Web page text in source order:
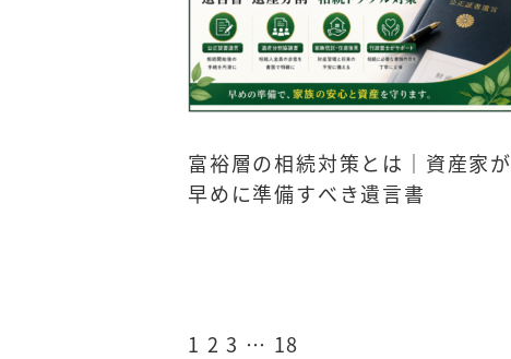
富裕層の相続対策とは｜資産家が
早めに準備すべき遺言書
1 2 3 … 18